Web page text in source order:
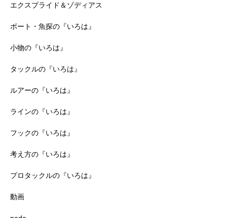
エクスプライド＆ゾディアス
ボート・魚探の『いろは』
小物の『いろは』
タックルの『いろは』
ルアーの『いろは』
ラインの『いろは』
フックの『いろは』
考え方の『いろは』
プロタックルの『いろは』
動画